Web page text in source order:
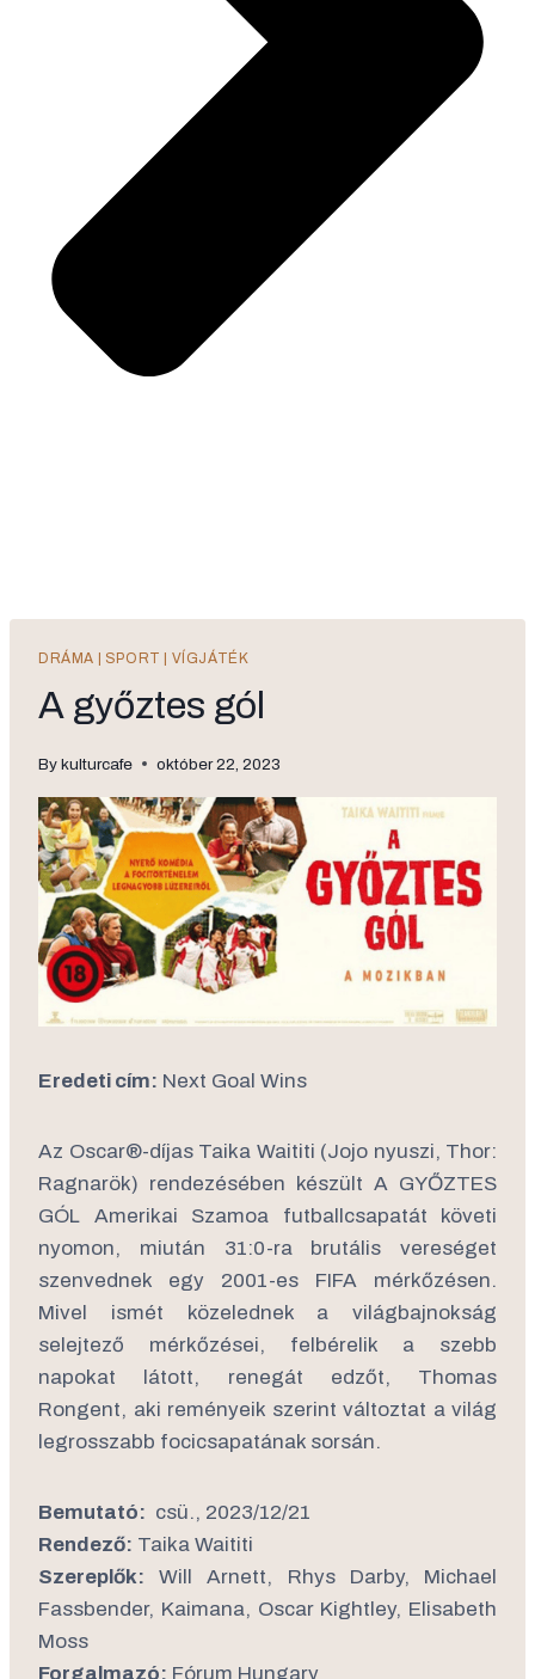
DRÁMA SPORT VÍGJÁTÉK
A győztes gól
By kulturcafe október 22, 2023
Eredeti cím: Next Goal Wins
Az Oscar®-díjas Taika Waititi (Jojo nyuszi, Thor:
Ragnarök) rendezésében készült A GYŐZTES
GÓL Amerikai Szamoa futballcsapatát követi
nyomon, miután 31:0-ra brutális vereséget
szenvednek egy 2001-es FIFA mérkőzésen.
Mivel ismét közelednek a világbajnokság
selejtező mérkőzései, felbérelik a szebb
napokat látott, renegát edzőt, Thomas
Rongent, aki reményeik szerint változtat a világ
legrosszabb focicsapatának sorsán.
Bemutató: csü., 2023/12/21
Rendező: Taika Waititi
Szereplők: Will Arnett, Rhys Darby, Michael
Fassbender, Kaimana, Oscar Kightley, Elisabeth
Moss
Forgalmazó: Fórum Hungary